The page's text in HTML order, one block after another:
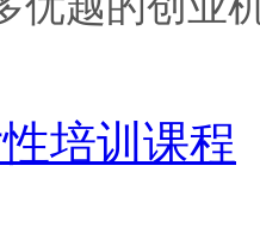
培训课程